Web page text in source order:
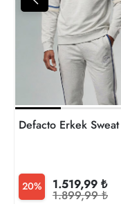
Defacto Erkek
20% 1.519,99 ₺
1.899,99 ₺